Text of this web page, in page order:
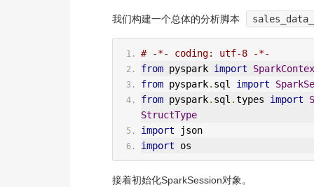
我们构建一个总体的分析脚本
# -*- coding: utf-8 -*-
from pyspark import
from pyspark. sql import
from pyspark. sql .types import
StructType
import json
import os
接着初始化SparkSession对象。